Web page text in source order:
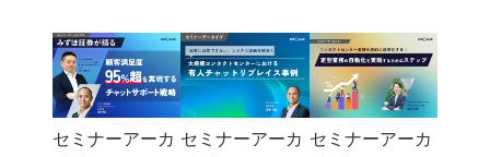
セミナーアーカ セミナーアーカ セミナーアーカ